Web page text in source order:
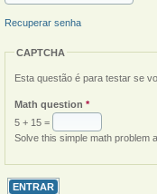
Recuperar senha
CAPTCHA
Esta questão é para testar se
Math question *
5 + 15 =
Solve this simple math problem